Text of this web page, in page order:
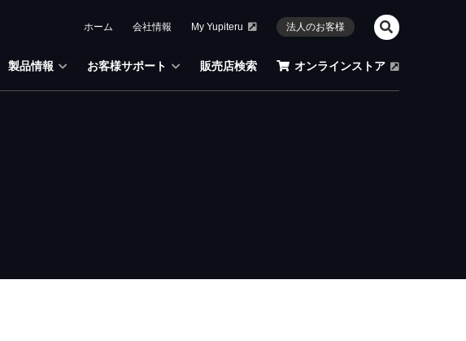
ホーム 会社情報 My Yupiteru 法人のお客様
製品情報 お客様サポート 販売店検索 オンラインストア